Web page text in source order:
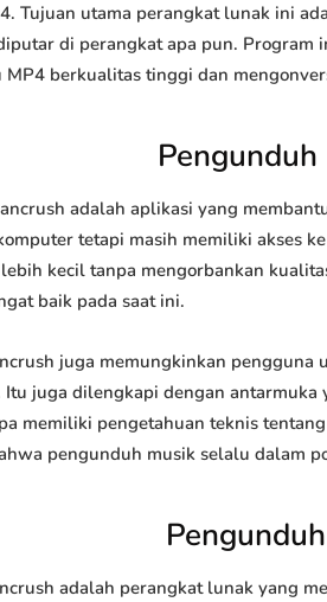
Tujuan utama perangkat lunak ini
di perangkat apa pun.
berkualitas tinggi dan
adalah aplikasi yang
tetapi masih memiliki akses
kecil tanpa mengorbankan
baik pada saat ini.
juga memungkinkan
Itu juga dilengkapi dengan
memiliki pengetahuan teknis
pengunduh musik selalu dalam
adalah perangkat lunak yang